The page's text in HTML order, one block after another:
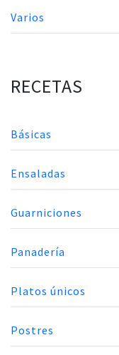
Varios
RECETAS
Básicas
Ensaladas
Guarniciones
Panadería
Platos únicos
Postres